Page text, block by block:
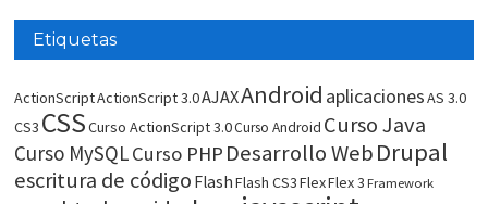
Etiquetas
ActionScriptActionScript 3.0AJAXAndroid aplicacionesAS 3.0
CS3 CSSCurso ActionScript 3.0Curso Android Curso Java
Curso MySQLCurso PHP Desarrollo WebDrupal
escritura de código FlashFlash CS3FlexFlex 3 Framework